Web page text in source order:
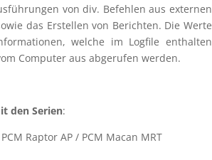
von div. Befehlen aus externen
das Erstellen von Berichten. Die Werte
welche im Logfile enthalten
Computer aus abgerufen werden.
den Serien:
Raptor AP / PCM Macan MRT